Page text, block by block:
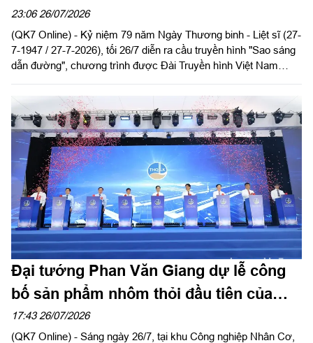
23:06 26/07/2026
(QK7 Online) - Kỷ niệm 79 năm Ngày Thương binh - Liệt sĩ (27-
7-1947 / 27-7-2026), tối 26/7 diễn ra cầu truyền hình "Sao sáng
dẫn đường", chương trình được Đài Truyền hình Việt Nam
Nội), Nhà bia liệt sĩ Thanh Thủy (Tuyên Quang), Nghĩa trang
Liệt sĩ quốc gia Đường 9 (Quảng Trị) và công viên Lê Thị Riêng
(TP. Hồ Chí Minh). Dự chương trình tại điểm cầu Hà Nội có các
đồng chí: Tổng Bí thư, Chủ tịch nước Tô Lâm; Thủ tướng
Chính phủ Lê Minh Hưng cùng các đồng chí lãnh đạo Đảng,
Nhà nước.
Đại tướng Phan Văn Giang dự lễ công
bố sản phẩm nhôm thỏi đầu tiên của
Việt Nam
17:43 26/07/2026
(QK7 Online) - Sáng ngày 26/7, tại khu Công nghiệp Nhân Cơ,